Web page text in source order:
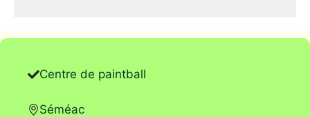
Centre de paintball
Séméac